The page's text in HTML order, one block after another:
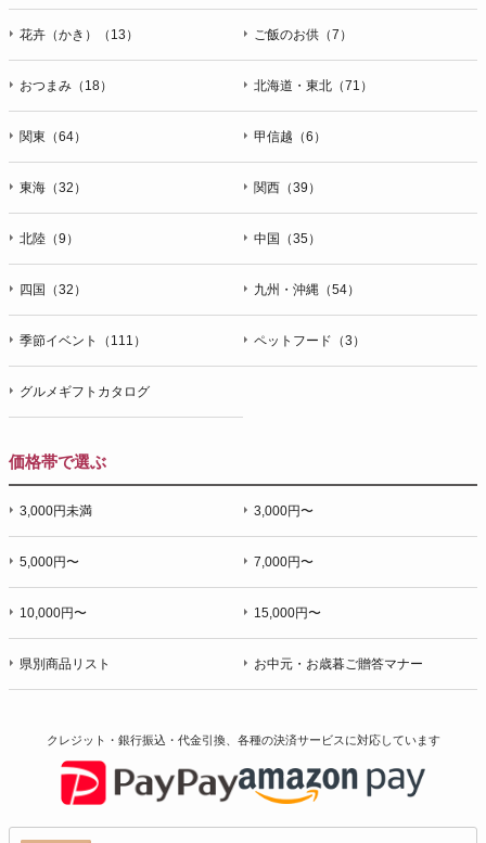
花卉（かき）（13） ご飯のお供（7）
おつまみ（18） 北海道・東北（71）
関東（64） 甲信越（6）
東海（32） 関西（39）
北陸（9） 中国（35）
四国（32） 九州・沖縄（54）
季節イベント（111） ペットフード（3）
グルメギフトカタログ
価格帯で選ぶ
3,000円未満 3,000円〜
5,000円〜 7,000円〜
10,000円〜 15,000円〜
県別商品リスト お中元・お歳暮ご贈答マナー
クレジット・銀行振込・代金引換、各種の決済サービスに対応しています